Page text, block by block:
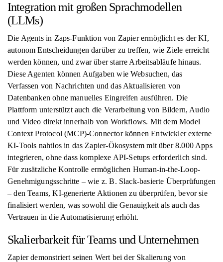
Integration mit großen Sprachmodellen
(LLMs)
Die Agents in Zaps-Funktion von Zapier ermöglicht es der KI,
autonom Entscheidungen darüber zu treffen, wie Ziele erreicht
werden können, und zwar über starre Arbeitsabläufe hinaus.
Diese Agenten können Aufgaben wie Websuchen, das
Verfassen von Nachrichten und das Aktualisieren von
Datenbanken ohne manuelles Eingreifen ausführen. Die
Plattform unterstützt auch die Verarbeitung von Bildern, Audio
und Video direkt innerhalb von Workflows. Mit dem Model
Context Protocol (MCP)-Connector können Entwickler externe
KI-Tools nahtlos in das Zapier-Ökosystem mit über 8.000 Apps
integrieren, ohne dass komplexe API-Setups erforderlich sind.
Für zusätzliche Kontrolle ermöglichen Human-in-the-Loop-
Genehmigungsschritte – wie z. B. Slack-basierte Überprüfungen
– den Teams, KI-generierte Aktionen zu überprüfen, bevor sie
finalisiert werden, was sowohl die Genauigkeit als auch das
Vertrauen in die Automatisierung erhöht.
Skalierbarkeit für Teams und Unternehmen
Zapier demonstriert seinen Wert bei der Skalierung von